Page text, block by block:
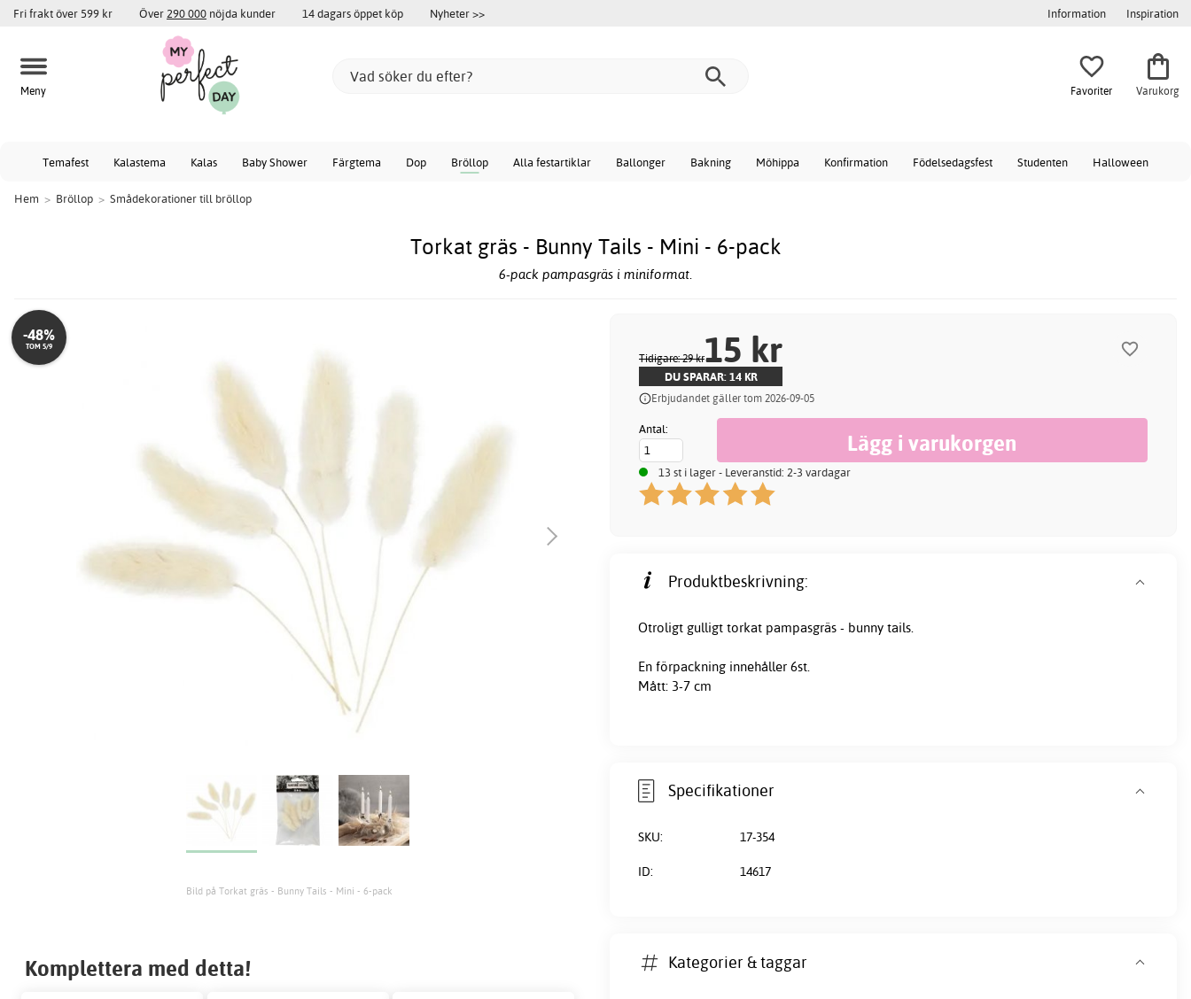
Fri frakt över 599 kr Över 290 000 nöjda kunder 14 dagars öppet köp Nyheter >> Information Inspiration
Meny Favoriter Varukorg
Temafest Kalastema Kalas Baby Shower Färgtema Dop Bröllop Alla festartiklar Ballonger Bakning Möhippa Konfirmation Födelsedagsfest Studenten Halloween
Hem > Bröllop > Smådekorationer till bröllop
Torkat gräs - Bunny Tails - Mini - 6-pack
6-pack pampasgräs i miniformat.
-48%
TOM 5/9
Bild på Torkat gräs - Bunny Tails - Mini - 6-pack
Tidigare: 29 kr15 kr
DU SPARAR: 14 KR
Erbjudandet gäller tom 2026-09-05
Antal:
13 st i lager - Leveranstid: 2-3 vardagar
Produktbeskrivning:
Otroligt gulligt torkat pampasgräs - bunny tails.
En förpackning innehåller 6st.
Mått: 3-7 cm
Specifikationer
SKU: 17-354
ID: 14617
Kategorier & taggar
Komplettera med detta!